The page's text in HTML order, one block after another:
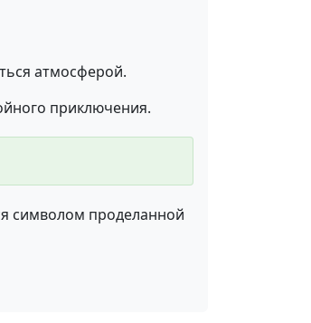
атмосферой.
приключения.
символом проделанной